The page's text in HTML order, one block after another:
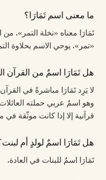
ما معنى اسم تَمَارَا؟
تَمَارَا معناه «نخلة التمر».
«تمر». يوحي الاسم بحلاوة
هل تَمَارَا اسمٌ من القرآن
لا يَرِد تَمَارَا مباشرةً في
وهو اسمٌ عربي حملته
قرآنية إلا إذا كانت موثّقة
هل تَمَارَا اسمٌ لولدٍ أم
تَمَارَا اسمٌ للبنات في العادة.